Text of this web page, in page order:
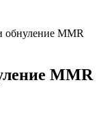
обнуление MMR
MMR